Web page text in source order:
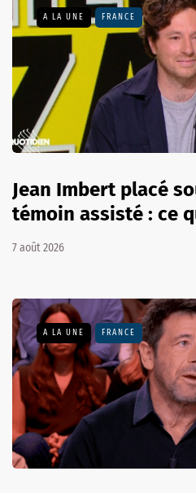
A LA UNE FRANCE
Jean Imbert placé
témoin assisté : ce
7 août 2026
A LA UNE FRANCE